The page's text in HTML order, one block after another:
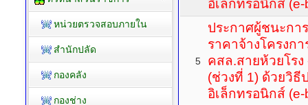
อิเล็กทรอนิกส์ (e-
5
ประกาศผู้ชนะกา
ราคาจ้างโครงก
คสล.สายห้วยโร
(ช่วงที่ 1) ด้วยวิธี
อิเล็กทรอนิกส์ (e-
หน่วยตรวจสอบภายใน
สำนักปลัด
กองคลัง
กองช่าง